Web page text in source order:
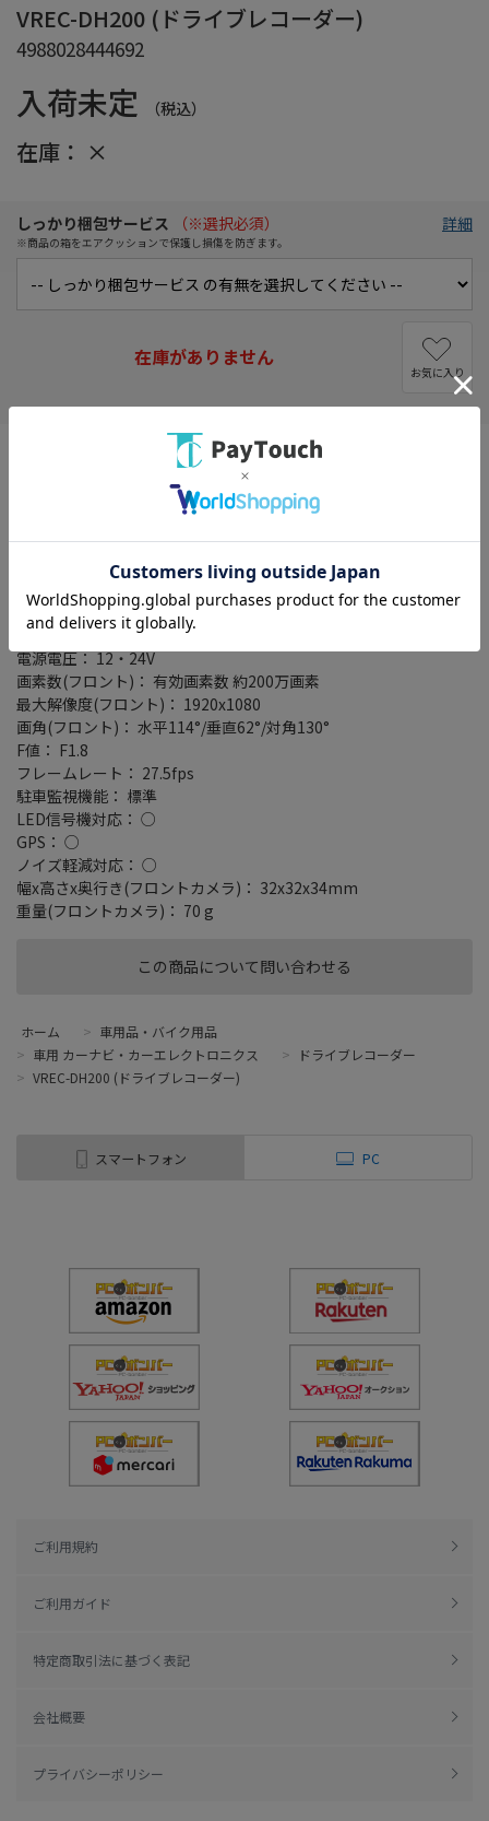
VREC-DH200 (ドライブレコーダー)
4988028444692
入荷未定 （税込）
在庫： ×
この商品について問い合わせる
しっかり梱包サービス （※選択必須）
※商品の箱をエアクッションで保護し損傷を防ぎます。
詳細
在庫がありません
お気に入り
カメラタイプ： 前1カメラ(前方撮影)
動作温度範囲： -10℃～+60℃
Wi-Fi： ○
録画・録音機能： 常時録画/G(加速度)センサー録画/音声録音
(ON/OFF切換え可能)
対応メディア： microSDXCカード(8GB～128GB)
イベント録画時間： 前2秒・後10秒
電源電圧： 12・24V
画素数(フロント)： 有効画素数 約200万画素
最大解像度(フロント)： 1920x1080
画角(フロント)： 水平114°/垂直62°/対角130°
F値： F1.8
フレームレート： 27.5fps
駐車監視機能： 標準
LED信号機対応： ○
GPS： ○
ノイズ軽減対応： ○
幅x高さx奥行き(フロントカメラ)： 32x32x34mm
重量(フロントカメラ)： 70 g
ホーム > 車用品・バイク用品
> 車用 カーナビ・カーエレクトロニクス >
ドライブレコーダー
> VREC-DH200 (ドライブレコーダー)
スマートフォン PC
ご利用規約
ご利用ガイド
特定商取引法に基づく表記
会社概要
プライバシーポリシー